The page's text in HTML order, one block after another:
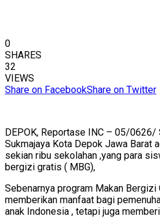
0
SHARES
32
VIEWS
Share on FacebookShare on Twitter
DEPOK, Reportase INC – 05/0626/
Sukmajaya Kota Depok Jawa Barat
sekian ribu sekolahan ,yang para
bergizi gratis ( MBG),
Sebenarnya program Makan Bergizi
memberikan manfaat bagi
anak Indonesia , tetapi juga